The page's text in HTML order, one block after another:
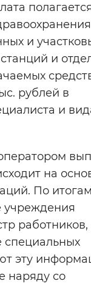
и
и
рублей в
и
на
По
учреждения
работников,
эту
наряду со